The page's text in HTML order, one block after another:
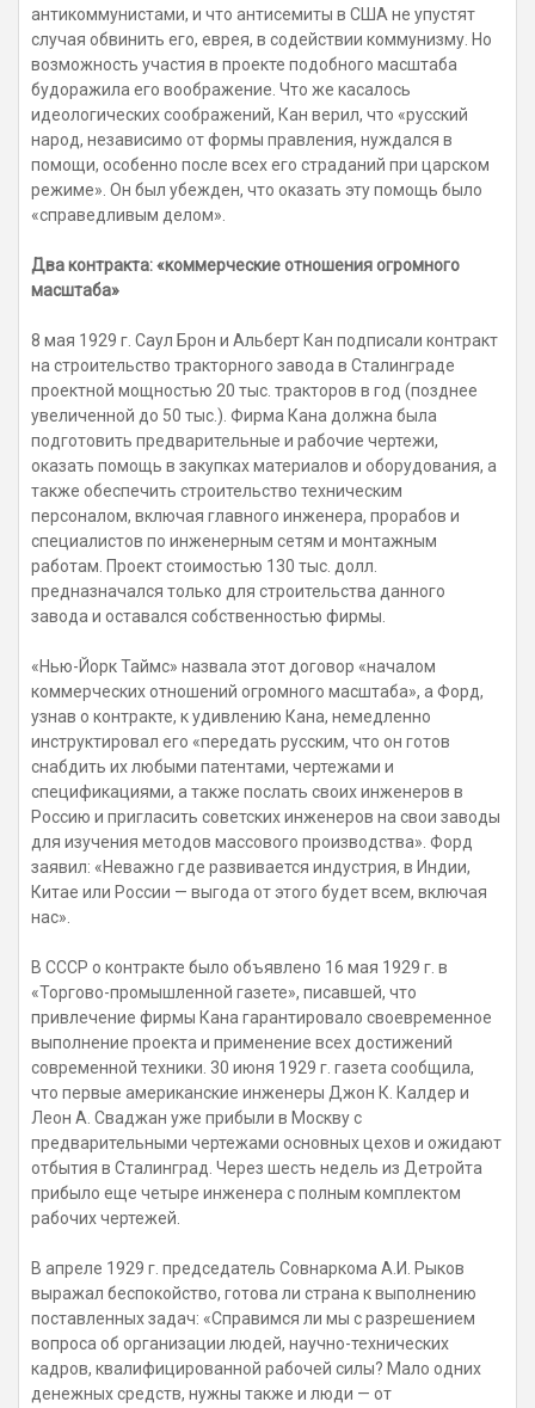
антикоммунистами, и что антисемиты в США не упустят
случая обвинить его, еврея, в содействии коммунизму. Но
возможность участия в проекте подобного масштаба
будоражила его воображение. Что же касалось
идеологических соображений, Кан верил, что «русский
народ, независимо от формы правления, нуждался в
помощи, особенно после всех его страданий при царском
режиме». Он был убежден, что оказать эту помощь было
«справедливым делом».
Два контракта: «коммерческие отношения огромного
масштаба»
8 мая 1929 г. Саул Брон и Альберт Кан подписали контракт
на строительство тракторного завода в Сталинграде
проектной мощностью 20 тыс. тракторов в год (позднее
увеличенной до 50 тыс.). Фирма Кана должна была
подготовить предварительные и рабочие чертежи,
оказать помощь в закупках материалов и оборудования, а
также обеспечить строительство техническим
персоналом, включая главного инженера, прорабов и
специалистов по инженерным сетям и монтажным
работам. Проект стоимостью 130 тыс. долл.
предназначался только для строительства данного
завода и оставался собственностью фирмы.
«Нью-Йорк Таймс» назвала этот договор «началом
коммерческих отношений огромного масштаба», а Форд,
узнав о контракте, к удивлению Кана, немедленно
инструктировал его «передать русским, что он готов
снабдить их любыми патентами, чертежами и
спецификациями, а также послать своих инженеров в
Россию и пригласить советских инженеров на свои заводы
для изучения методов массового производства». Форд
заявил: «Неважно где развивается индустрия, в Индии,
Китае или России — выгода от этого будет всем, включая
нас».
В СССР о контракте было объявлено 16 мая 1929 г. в
«Торгово-промышленной газете», писавшей, что
привлечение фирмы Кана гарантировало своевременное
выполнение проекта и применение всех достижений
современной техники. 30 июня 1929 г. газета сообщила,
что первые американские инженеры Джон К. Калдер и
Леон А. Сваджан уже прибыли в Москву с
предварительными чертежами основных цехов и ожидают
отбытия в Сталинград. Через шесть недель из Детройта
прибыло еще четыре инженера с полным комплектом
рабочих чертежей.
В апреле 1929 г. председатель Совнаркома А.И. Рыков
выражал беспокойство, готова ли страна к выполнению
поставленных задач: «Справимся ли мы с разрешением
вопроса об организации людей, научно-технических
кадров, квалифицированной рабочей силы? Мало одних
денежных средств, нужны также и люди — от